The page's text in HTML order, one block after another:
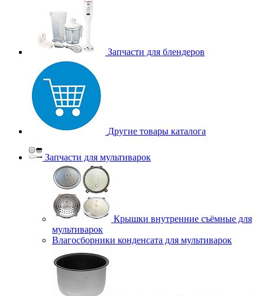
Запчасти для блендеров
Другие товары каталога
Запчасти для мультиварок
Крышки внутренние съёмные для
мультиварок
Влагосборники конденсата для мультиварок